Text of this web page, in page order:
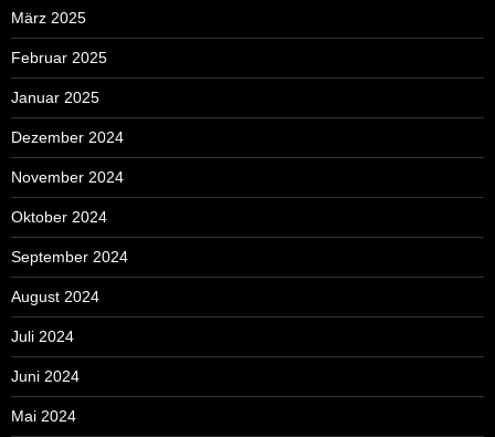
März 2025
Februar 2025
Januar 2025
Dezember 2024
November 2024
Oktober 2024
September 2024
August 2024
Juli 2024
Juni 2024
Mai 2024